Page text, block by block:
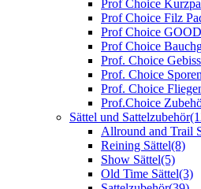
Prof Choice
Prof Choice Filz
Prof Choice
Prof Choice
Prof. Choice
Prof. Choice Sporen
Prof. Choice
Prof.Choice
Sättel und Sattelzubehör
Allround and Trail
Reining Sättel(8)
Show Sättel(5)
Old Time Sättel(3)